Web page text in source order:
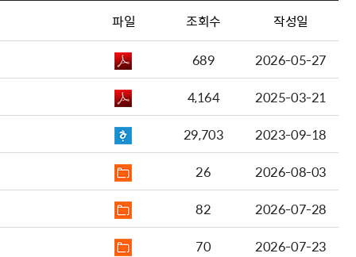
파일 조회수 작성일
689
2026-05-27
4,164
2025-03-21
29,703
2023-09-18
26
2026-08-03
82
2026-07-28
70
2026-07-23